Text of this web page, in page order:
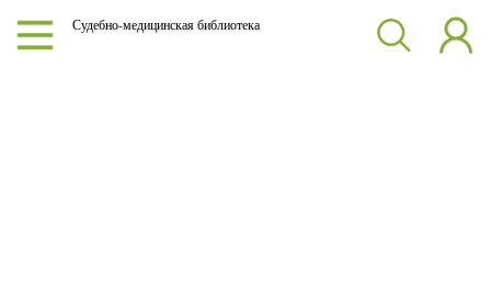
Судебно-медицинская библиотека